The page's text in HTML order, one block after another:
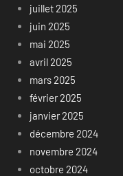
juillet 2025
juin 2025
mai 2025
avril 2025
mars 2025
février 2025
janvier 2025
décembre 2024
novembre 2024
octobre 2024